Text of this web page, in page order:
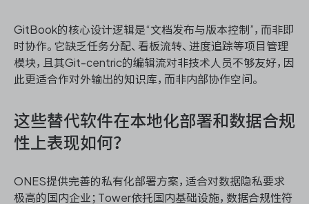
GitBook的核心设计逻辑是“文档发布与版本控制”，而非即
时协作。它缺乏任务分配、看板流转、进度追踪等项目管理
模块，且其Git-centric的编辑流对非技术人员不够友好，因
此更适合作对外输出的知识库，而非内部协作空间。
这些替代软件在本地化部署和数据合规
性上表现如何？
ONES提供完善的私有化部署方案，适合对数据隐私要求
极高的国内企业；Tower依托国内基础设施，数据合规性符